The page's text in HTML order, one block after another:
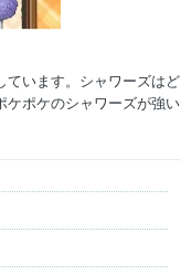
ています。シャワーズはど
ケポケのシャワーズが強い